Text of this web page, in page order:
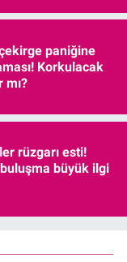
paniğine
Korkulacak
rüzgarı esti!
büyük ilgi